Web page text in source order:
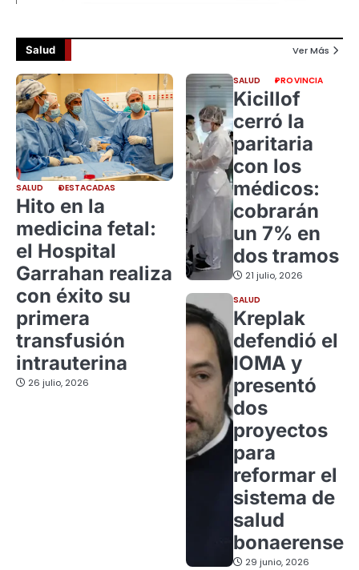
Salud Ver Más
SALUD DESTACADAS
Hito en la
medicina fetal:
el Hospital
Garrahan realiza
con éxito su
primera
transfusión
intrauterina
26 julio, 2026
SALUD PROVINCIA
Kicillof
cerró la
paritaria
con los
médicos:
cobrarán
un 7% en
dos tramos
21 julio, 2026
SALUD
Kreplak
defendió el
IOMA y
presentó
dos
proyectos
para
reformar el
sistema de
salud
bonaerense
29 junio, 2026